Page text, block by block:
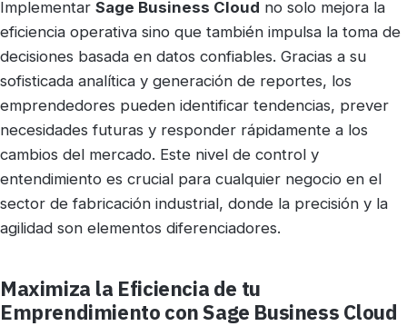
Implementar Sage Business Cloud no solo mejora la
eficiencia operativa sino que también impulsa la toma de
decisiones basada en datos confiables. Gracias a su
sofisticada analítica y generación de reportes, los
emprendedores pueden identificar tendencias, prever
necesidades futuras y responder rápidamente a los
cambios del mercado. Este nivel de control y
entendimiento es crucial para cualquier negocio en el
sector de fabricación industrial, donde la precisión y la
agilidad son elementos diferenciadores.
Maximiza la Eficiencia de tu
Emprendimiento con Sage Business Cloud